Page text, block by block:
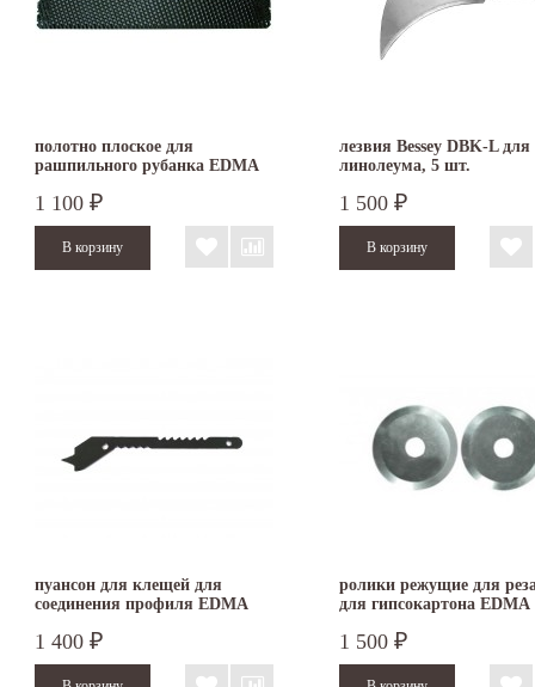
полотно плоское для
рашпильного рубанка EDMA
1 100 ₽
лезвия Bessey DBK-L для
линолеума, 5 шт.
1 500 ₽
пуансон для клещей для
соединения профиля EDMA
1 400 ₽
ролики режущие для
для гипсокартона EDMA
1 500 ₽